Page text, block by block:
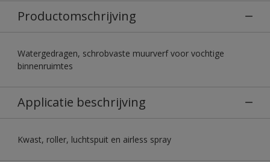
Productomschrijving
Watergedragen, schrobvaste muurverf voor vochtige
binnenruimtes
Applicatie beschrijving
Kwast, roller, luchtspuit en airless spray